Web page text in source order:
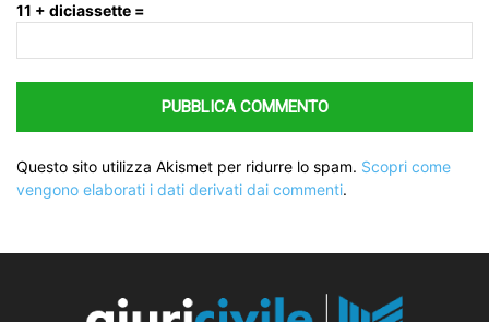
11 + diciassette =
Questo sito utilizza Akismet per ridurre lo spam. Scopri come
vengono elaborati i dati derivati dai commenti.